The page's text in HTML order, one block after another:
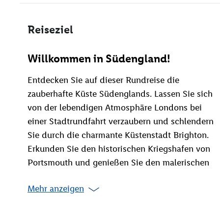
Reiseziel
Willkommen in Südengland!
Entdecken Sie auf dieser Rundreise die
zauberhafte Küste Südenglands. Lassen Sie sich
von der lebendigen Atmosphäre Londons bei
einer Stadtrundfahrt verzaubern und schlendern
Sie durch die charmante Küstenstadt Brighton.
Erkunden Sie den historischen Kriegshafen von
Portsmouth und genießen Sie den malerischen
Ein unvergesslicher Fotostopp am St. Michael's
Mehr anzeigen